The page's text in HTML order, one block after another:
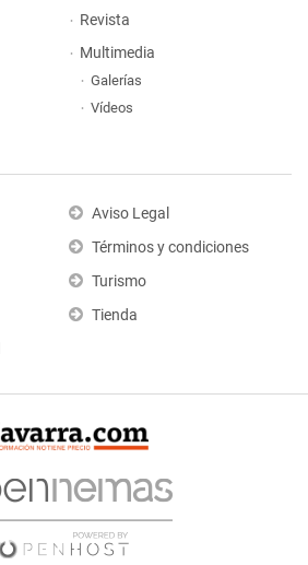
Revista
Multimedia
Galerías
Vídeos
Aviso Legal
Términos y condiciones
Turismo
Tienda